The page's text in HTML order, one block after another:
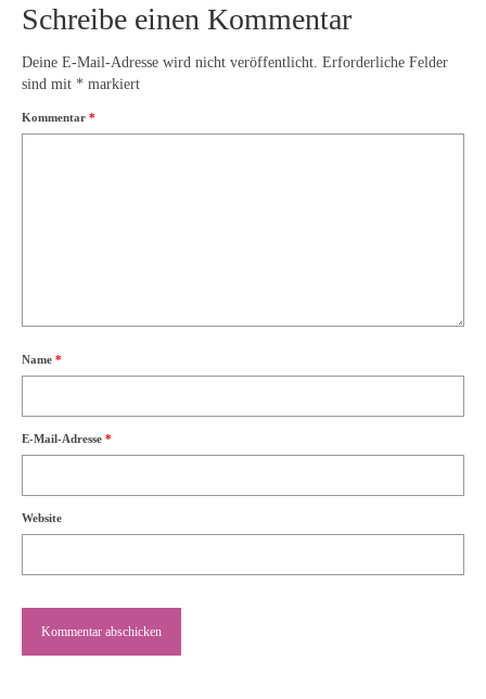
Schreibe einen Kommentar
Deine E-Mail-Adresse wird nicht veröffentlicht. Erforderliche Felder
sind mit * markiert
Kommentar *
Name *
E-Mail-Adresse *
Website